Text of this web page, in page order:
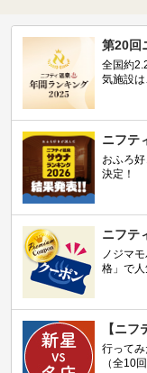
第20回
全国約
気施設は
ニフテ
おふろ
決定！
ニフテ
ノジマ
格」で人
【ニフ
行って
（全10